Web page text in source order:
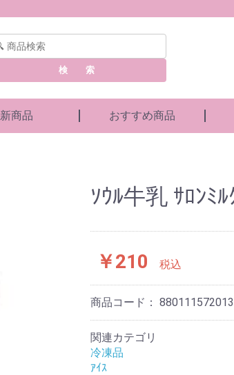
検 索
新商品 おすすめ商品
ｿｳﾙ牛乳 ｻﾛﾝﾐ
￥210 税込
商品コード：
関連カテゴリ
冷凍品
ｱｲｽ